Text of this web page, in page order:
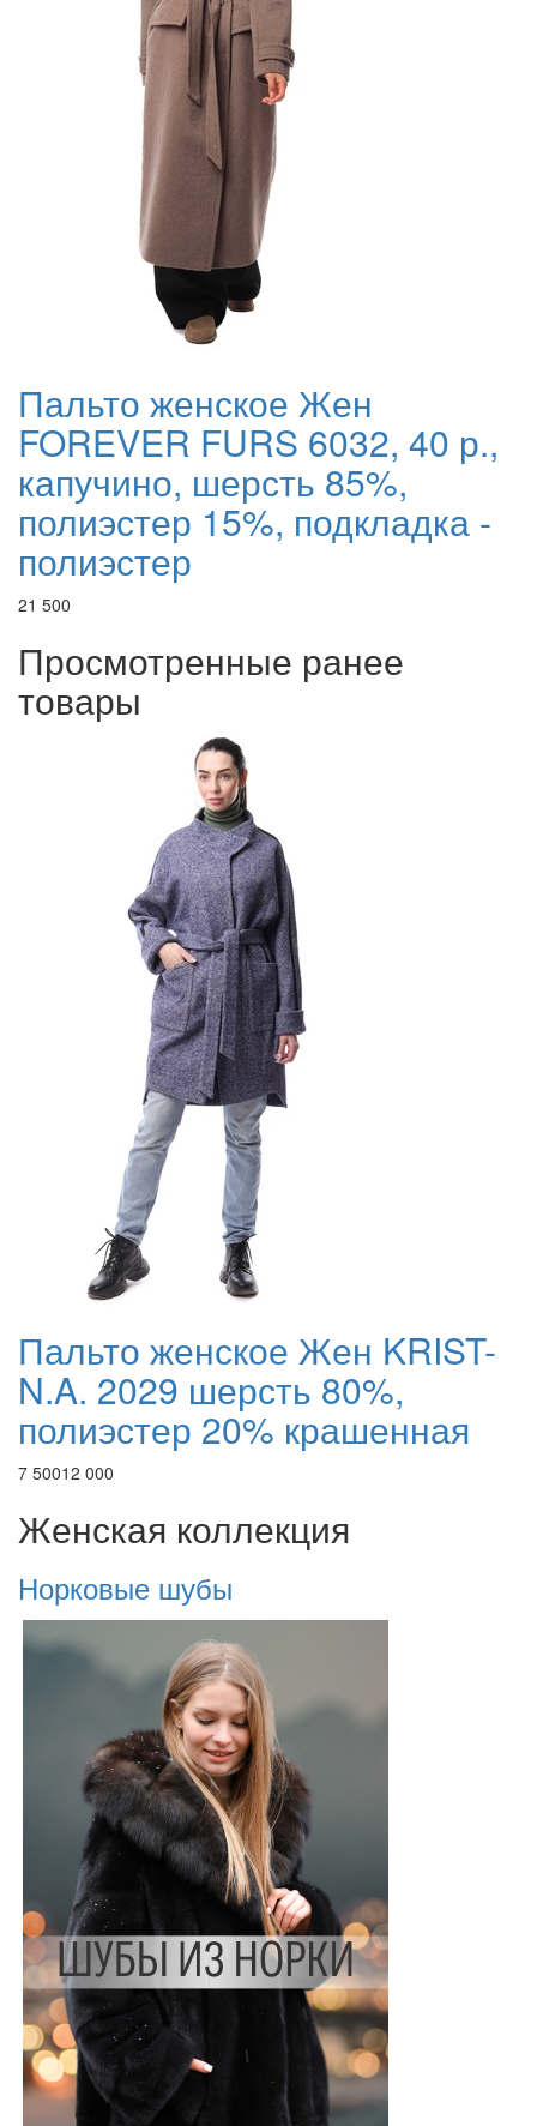
Пальто женское Жен
FOREVER FURS 6032, 40 р.,
капучино, шерсть 85%,
полиэстер 15%, подкладка -
полиэстер
21 500
Просмотренные ранее
товары
Пальто женское Жен KRIST-
N.A. 2029 шерсть 80%,
полиэстер 20% крашенная
7 50012 000
Женская коллекция
Норковые шубы